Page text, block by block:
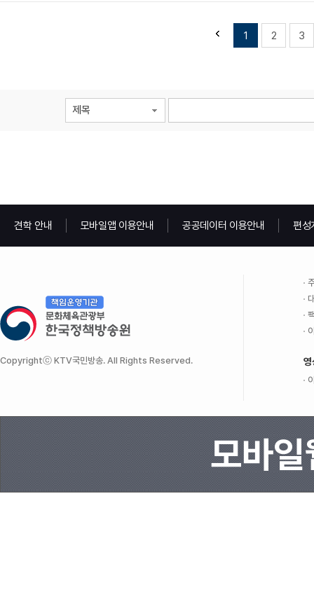
1 2 3
제목
견학 안내 모바일앱 이용안내 공공데이터 이용안내 편성
Copyrightⓒ KTV국민방송. All Rights Reserved. 영
모바